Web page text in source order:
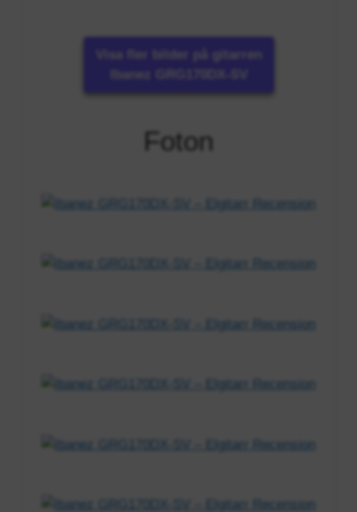
Visa fler bilder på gitarren
Ibanez GRG170DX-SV
Foton